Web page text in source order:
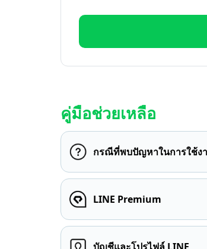
คู่มือช่วยเหลือ
กรณีที่พบปัญหาในการใช้ง
LINE Premium